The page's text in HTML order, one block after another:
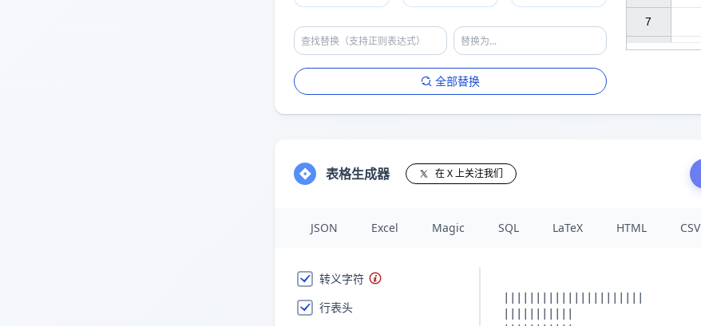
全部替换
7
表格生成器 在 X 上关注我们
JSON Excel Magic SQL LaTeX HTML CSV
转义字符
行表头